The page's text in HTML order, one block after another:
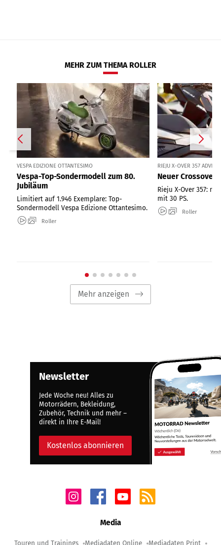
MEHR ZUM THEMA ROLLER
VESPA EDIZIONE OTTANTESIMO
Vespa-Top-Sondermodell zum 80.
Jubiläum
Limitiert auf 1.946 Exemplare: Top-
Sondermodell Vespa Edizione Ottantesimo.
Roller
RIEJU X-OVER 357
Neuer
Rieju X-Over 357:
mit 30 PS.
Roller
Mehr anzeigen
Newsletter
Jede Woche neu! Alles zu
Motorrädern, Bekleidung,
Zubehör, Technik und mehr –
direkt in Ihre E-Mail!
Kostenlos abonnieren
Media